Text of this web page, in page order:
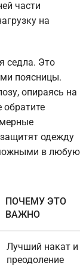
части
на
седла. Это
поясницы.
опираясь на
одежду
в любую
ПОЧЕМУ ЭТО
ВАЖНО
Лучший накат и
преодоление